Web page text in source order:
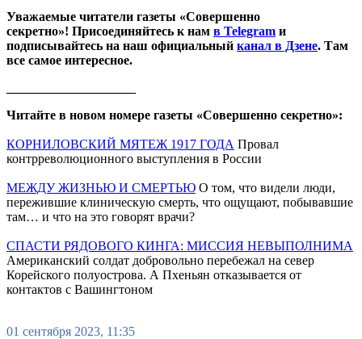
Уважаемые читатели газеты «Совершенно
секретно»! Присоединяйтесь к нам в Telegram и
подписывайтесь на наш официальный канал в Дзене. Там
все самое интересное.
Читайте в новом номере газеты «Совершенно секретно»:
КОРНИЛОВСКИЙ МЯТЕЖ 1917 ГОДА Провал
контрреволюционного выступления в России
МЕЖДУ ЖИЗНЬЮ И СМЕРТЬЮ О том, что видели люди,
пережившие клиническую смерть, что ощущают, побывавшие
там… и что на это говорят врачи?
СПАСТИ РЯДОВОГО КИНГА: МИССИЯ НЕВЫПОЛНИМА
Американский солдат добровольно перебежал на север
Корейского полуострова. А Пхеньян отказывается от
контактов с Вашингтоном
01 сентября 2023, 11:35